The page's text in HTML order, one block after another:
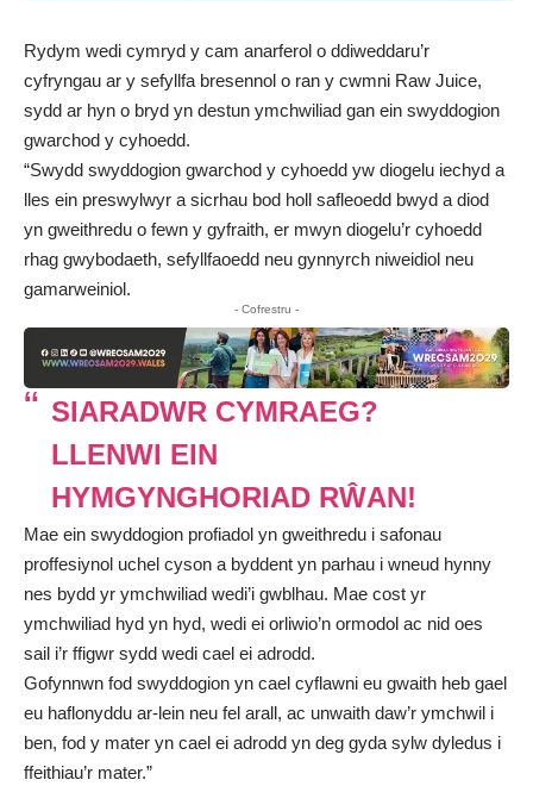
Rydym wedi cymryd y cam anarferol o ddiweddaru’r
cyfryngau ar y sefyllfa bresennol o ran y cwmni Raw Juice,
sydd ar hyn o bryd yn destun ymchwiliad gan ein swyddogion
gwarchod y cyhoedd.
“Swydd swyddogion gwarchod y cyhoedd yw diogelu iechyd a
lles ein preswylwyr a sicrhau bod holl safleoedd bwyd a diod
yn gweithredu o fewn y gyfraith, er mwyn diogelu’r cyhoedd
rhag gwybodaeth, sefyllfaoedd neu gynnyrch niweidiol neu
gamarweiniol.
- Cofrestru -
SIARADWR CYMRAEG?
LLENWI EIN
HYMGYNGHORIAD RŴAN!
Mae ein swyddogion profiadol yn gweithredu i safonau
proffesiynol uchel cyson a byddent yn parhau i wneud hynny
nes bydd yr ymchwiliad wedi’i gwblhau. Mae cost yr
ymchwiliad hyd yn hyd, wedi ei orliwio’n ormodol ac nid oes
sail i’r ffigwr sydd wedi cael ei adrodd.
Gofynnwn fod swyddogion yn cael cyflawni eu gwaith heb gael
eu haflonyddu ar-lein neu fel arall, ac unwaith daw’r ymchwil i
ben, fod y mater yn cael ei adrodd yn deg gyda sylw dyledus i
ffeithiau’r mater.”